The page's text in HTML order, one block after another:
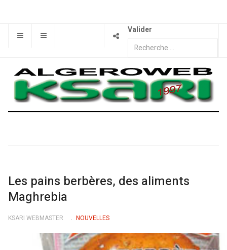
Valider
Les pains berbères, des aliments
Maghrebia
KSARI WEBMASTER NOUVELLES